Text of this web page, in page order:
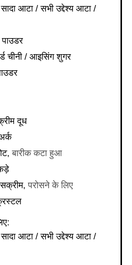
आटा / सभी उद्देश्य आटा /
चीनी / आइसिंग शुगर
दूध
,बारीक कटा हुआ
,परोसने के लिए
आटा / सभी उद्देश्य आटा /